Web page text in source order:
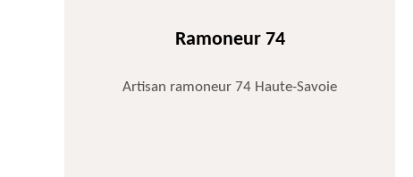
Ramoneur 74
Artisan ramoneur 74 Haute-Savoie